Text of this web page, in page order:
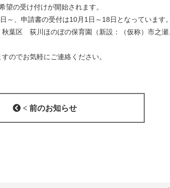
望の受け付けが開始されます。
～、申請書の受付は10月1日～18日となっています。
葉区 荻川ほのぼの保育園（新設：（仮称）市之瀬
のでお気軽にご連絡ください。
< 前のお知らせ